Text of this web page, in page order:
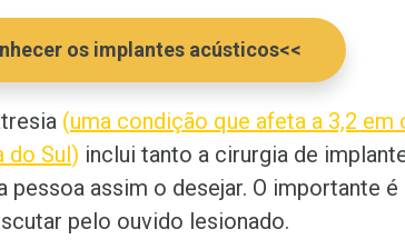
os implantes acústicos<<
(uma condição que afeta a 3,2 em
do Sul) inclui tanto a cirurgia de
pessoa assim o desejar. O importante é
pelo ouvido lesionado.